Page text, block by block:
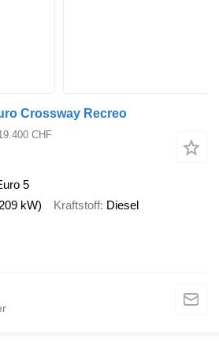
Crossway Recreo
CHF
5
kW) Kraftstoff Diesel